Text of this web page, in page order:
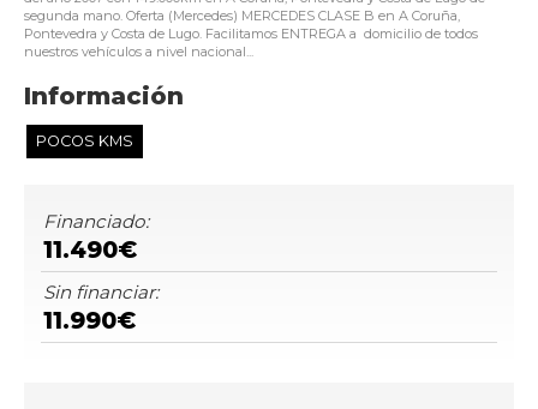
segunda mano. Oferta (Mercedes) MERCEDES CLASE B en A Coruña,
Pontevedra y Costa de Lugo. Facilitamos ENTREGA a domicilio de todos
nuestros vehículos a nivel nacional...
Información
POCOS KMS
Financiado:
11.490€
Sin financiar:
11.990€